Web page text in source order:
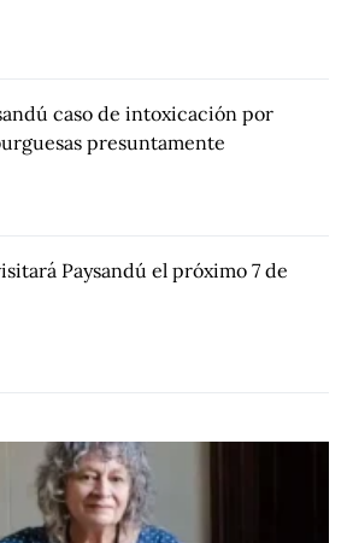
caso de intoxicación por
presuntamente
Paysandú el próximo 7 de